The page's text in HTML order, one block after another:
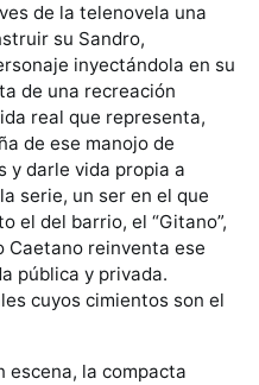
de la telenovela una
su Sandro,
inyectándola en su
de una recreación
real que representa,
de ese manojo de
y darle vida propia a
serie, un ser en el que
el del barrio, el “Gitano”,
Caetano reinventa ese
pública y privada.
cuyos cimientos son el
escena, la compacta